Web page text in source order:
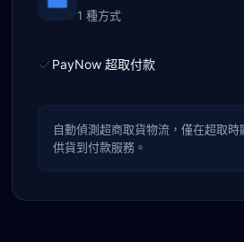
1 種方式
PayNow 超取付款
自動偵測超商取貨物流，僅在超取
供貨到付款服務。